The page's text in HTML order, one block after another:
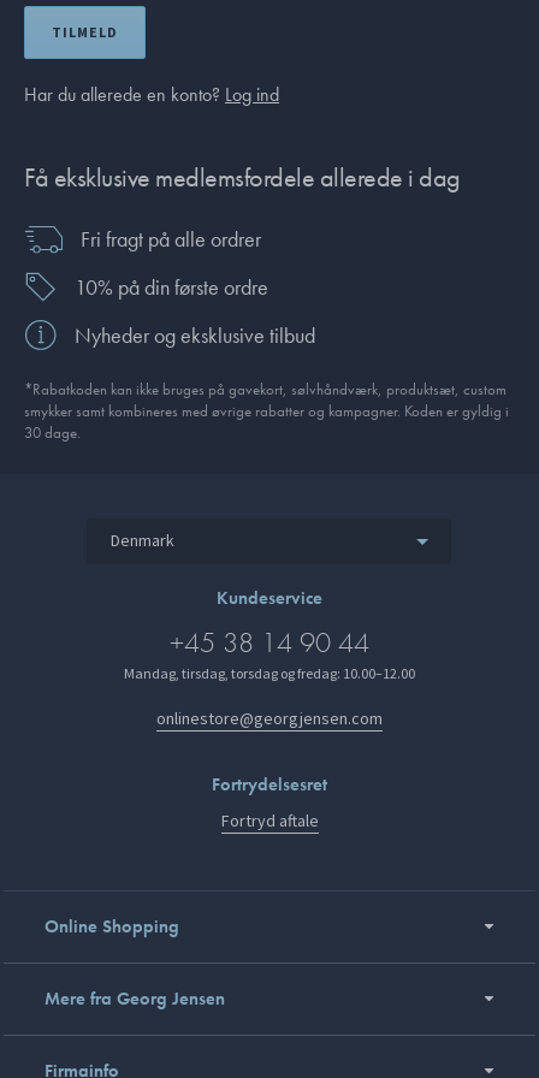
TILMELD
Har du allerede en konto? Log ind
Få eksklusive medlemsfordele allerede i dag
Fri fragt på alle ordrer
10% på din første ordre
Nyheder og eksklusive tilbud
*Rabatkoden kan ikke bruges på gavekort, sølvhåndværk, produktsæt, custom
smykker samt kombineres med øvrige rabatter og kampagner. Koden er gyldig i
30 dage.
Denmark
Kundeservice
+45 38 14 90 44
Mandag, tirsdag, torsdag og fredag: 10.00–12.00
onlinestore@georgjensen.com
Fortrydelsesret
Fortryd aftale
Online Shopping
Mere fra Georg Jensen
Firmainfo